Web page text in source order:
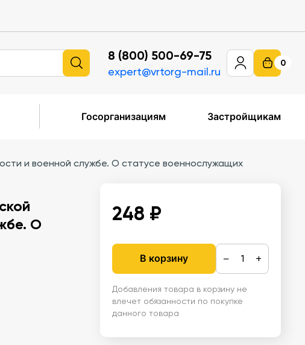
8 (800) 500-69-75
expert@vrtorg-mail.ru
0
Госорганизациям Застройщикам
и военной службе. О статусе военнослужащих
О
248 ₽
В корзину − +
Добавления товара в корзину не
влечет обязанности по покупке
данного товара